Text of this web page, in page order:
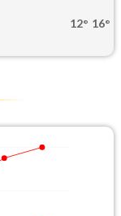
12° 16°